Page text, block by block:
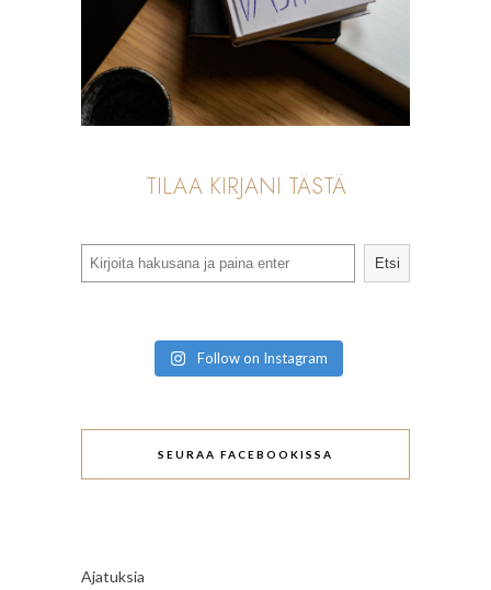
TILAA KIRJANI TÄSTÄ
Etsi
Follow on Instagram
SEURAA FACEBOOKISSA
Ajatuksia